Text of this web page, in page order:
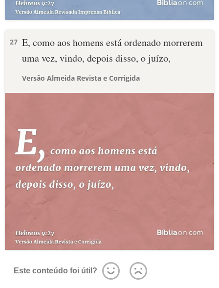
27 E, como aos homens está ordenado morrerem
uma vez, vindo, depois disso, o juízo,
Versão Almeida Revista e Corrigida
Este conteúdo foi útil?